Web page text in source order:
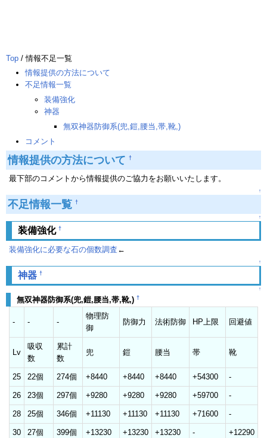
Top / 情報不足一覧
情報提供の方法について
不足情報一覧
装備強化
神器
無双神器防御系(兜,鎧,腰当,帯,靴,)
コメント
情報提供の方法について †
最下部のコメントから情報提供のご協力をお願いいたします。
↑
不足情報一覧 †
↑
装備強化 †
装備強化に必要な石の個数調査 ←
↑
神器 †
↑
無双神器防御系(兜,鎧,腰当,帯,靴,) †
- - -
物理防
御
防御力 法術防御 HP上限 回避値
Lv
吸収
数
累計
数
兜 鎧 腰当 帯 靴
25 22個 274個 +8440 +8440 +8440 +54300 -
26 23個 297個 +9280 +9280 +9280 +59700 -
28 25個 346個 +11130 +11130 +11130 +71600 -
30 27個 399個 +13230 +13230 +13230 - +12290